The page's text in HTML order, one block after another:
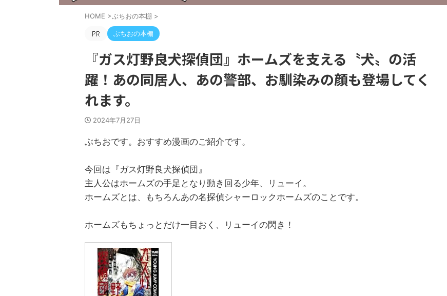
HOME >ぶちおの本棚 >
ぶちおの本棚
『ガス灯野良犬探偵団』ホームズを支える〝犬〟の活
躍！あの同居人、あの警部、お馴染みの顔も登場してく
れます。
2024年7月27日
ぶちおです。おすすめ漫画のご紹介です。
今回は『ガス灯野良犬探偵団』
主人公はホームズの手足となり動き回る少年、リューイ。
ホームズとは、もちろんあの名探偵シャーロックホームズのことです。
ホームズもちょっとだけ一目おく、リューイの閃き！